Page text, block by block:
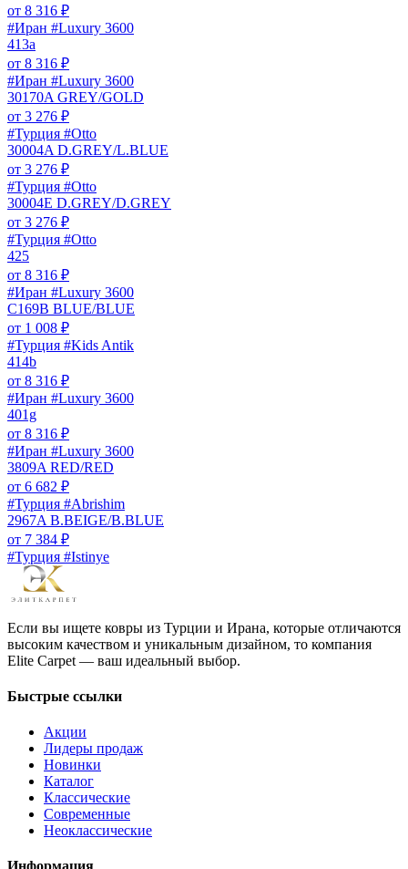
от 8 316 ₽
#Иран #Luxury 3600
413a
от 8 316 ₽
#Иран #Luxury 3600
30170A GREY/GOLD
от 3 276 ₽
#Турция #Otto
30004A D.GREY/L.BLUE
от 3 276 ₽
#Турция #Otto
30004E D.GREY/D.GREY
от 3 276 ₽
#Турция #Otto
425
от 8 316 ₽
#Иран #Luxury 3600
C169B BLUE/BLUE
от 1 008 ₽
#Турция #Kids Antik
414b
от 8 316 ₽
#Иран #Luxury 3600
401g
от 8 316 ₽
#Иран #Luxury 3600
3809A RED/RED
от 6 682 ₽
#Турция #Abrishim
2967A B.BEIGE/B.BLUE
от 7 384 ₽
#Турция #Istinye
Если вы ищете ковры из Турции и Ирана, которые отличаются
высоким качеством и уникальным дизайном, то компания
Elite Carpet — ваш идеальный выбор.
Быстрые ссылки
Акции
Лидеры продаж
Новинки
Каталог
Классические
Современные
Неоклассические